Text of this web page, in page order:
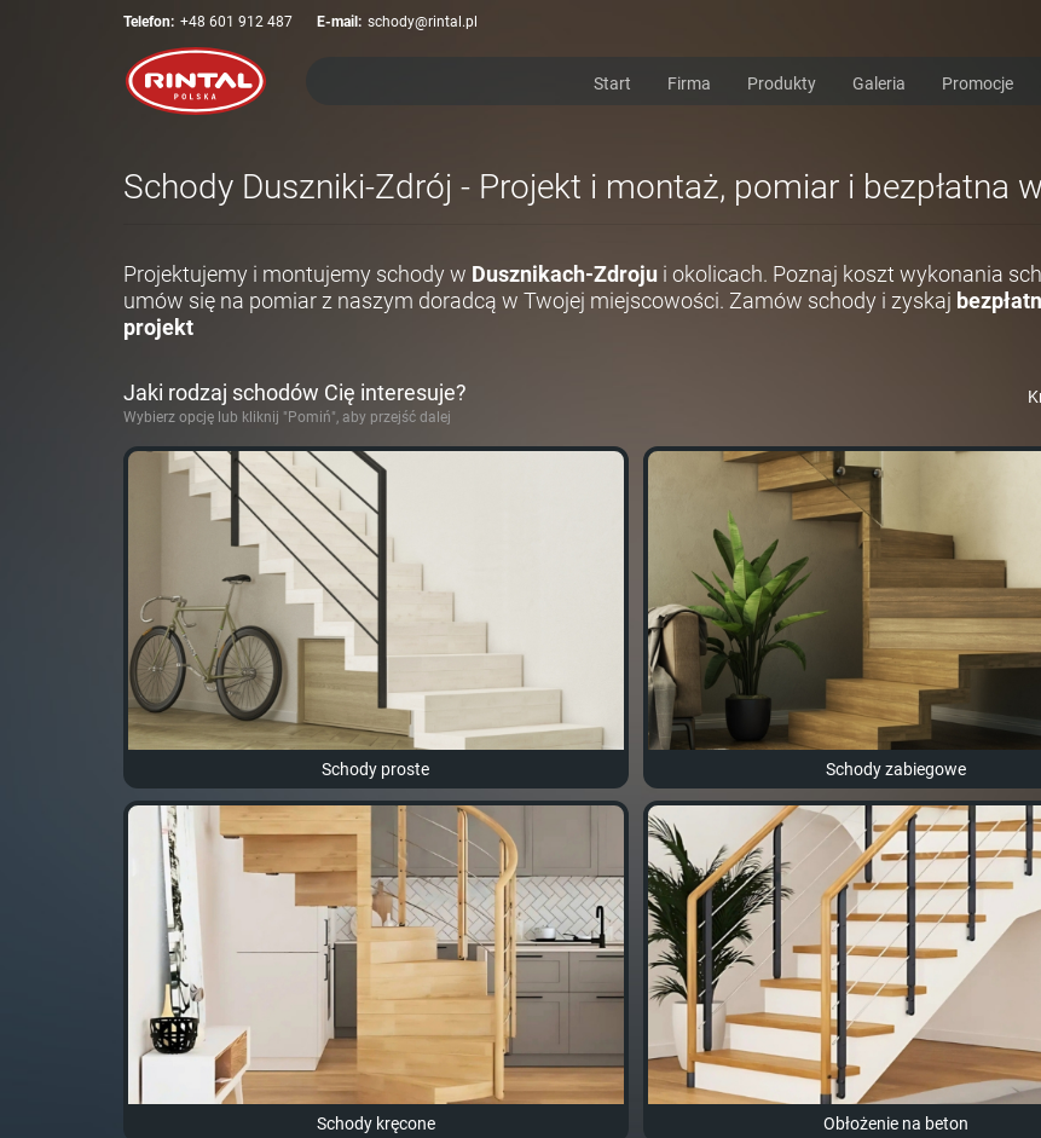
Telefon: +48 601 912 487 E-mail: schody@rintal.pl
Start Firma Produkty Galeria Promocje
Schody Duszniki-Zdrój - Projekt i montaż, pomiar i bezpłatna
Projektujemy i montujemy schody w Dusznikach-Zdroju i okolicach. Poznaj koszt wykonania
umów się na pomiar z naszym doradcą w Twojej miejscowości. Zamów schody i zyskaj
projekt
Jaki rodzaj schodów Cię interesuje?
Wybierz opcję lub kliknij "Pomiń", aby przejść dalej
Schody proste Schody zabiegowe
Schody kręcone Obłożenie na beton